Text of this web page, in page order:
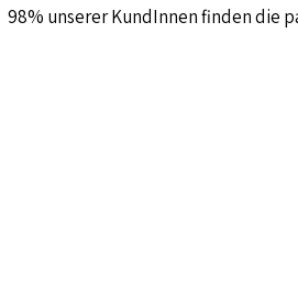
98% unserer KundInnen finden die